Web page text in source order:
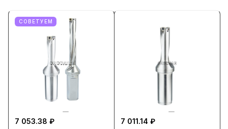
СОВЕТУЕМ
7 053.38 ₽
7 011.14 ₽